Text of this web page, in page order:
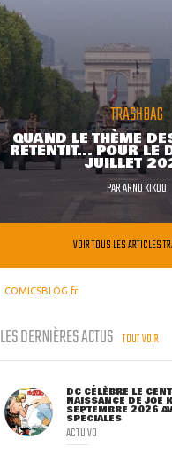
TRASHBAG
QUAND LE THÈME
RETENTIT... POUR LE
JUILLET
PARARNO KIKOO
VOIR TOUS LES ARTICLES
COMICSBLOG.fr
LES DERNIÈRES ACTUS TOUT VOIR
DC CÉLÈBRE LE
NAISSANCE DE JOE
SEPTEMBRE 2026
SPÉCIALES
ACTU VO